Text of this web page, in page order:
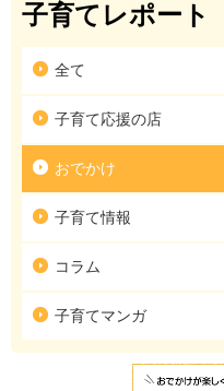
子育てレポート
全て
子育て応援の店
おでかけ
子育て情報
コラム
子育てマンガ